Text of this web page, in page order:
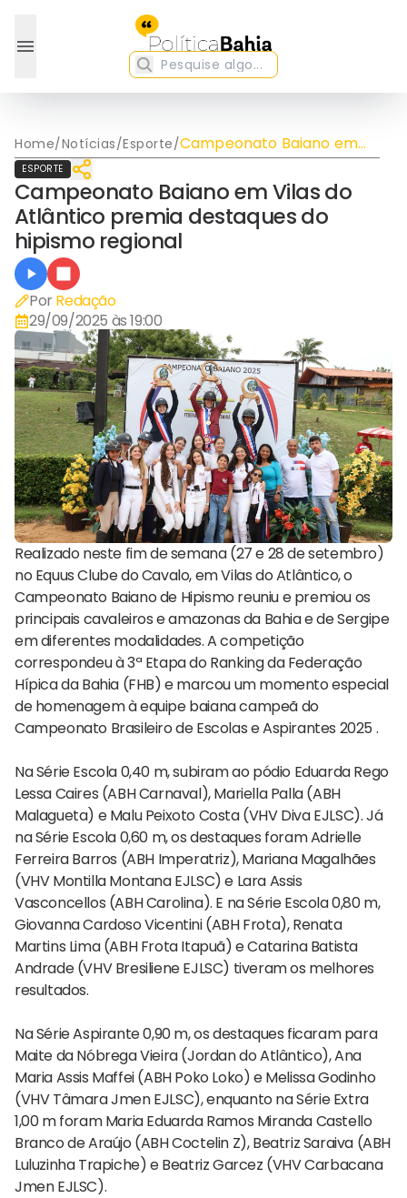
Home/Notícias/Esporte/Campeonato Baiano em
Vilas do Atlântico premia
destaques do hipismo
regional
ESPORTE
Campeonato Baiano em Vilas do
Atlântico premia destaques do
hipismo regional
Por Redação
29/09/2025 às 19:00
Realizado neste fim de semana (27 e 28 de setembro)
no Equus Clube do Cavalo, em Vilas do Atlântico, o
Campeonato Baiano de Hipismo reuniu e premiou os
principais cavaleiros e amazonas da Bahia e de Sergipe
em diferentes modalidades. A competição
correspondeu à 3ª Etapa do Ranking da Federação
Hípica da Bahia (FHB) e marcou um momento especial
de homenagem à equipe baiana campeã do
Campeonato Brasileiro de Escolas e Aspirantes 2025 .
Na Série Escola 0,40 m, subiram ao pódio Eduarda Rego
Lessa Caires (ABH Carnaval), Mariella Palla (ABH
Malagueta) e Malu Peixoto Costa (VHV Diva EJLSC). Já
na Série Escola 0,60 m, os destaques foram Adrielle
Ferreira Barros (ABH Imperatriz), Mariana Magalhães
(VHV Montilla Montana EJLSC) e Lara Assis
Vasconcellos (ABH Carolina). E na Série Escola 0,80 m,
Giovanna Cardoso Vicentini (ABH Frota), Renata
Martins Lima (ABH Frota Itapuã) e Catarina Batista
Andrade (VHV Bresiliene EJLSC) tiveram os melhores
resultados.
Na Série Aspirante 0,90 m, os destaques ficaram para
Maite da Nóbrega Vieira (Jordan do Atlântico), Ana
Maria Assis Maffei (ABH Poko Loko) e Melissa Godinho
(VHV Tâmara Jmen EJLSC), enquanto na Série Extra
1,00 m foram Maria Eduarda Ramos Miranda Castello
Branco de Araújo (ABH Coctelin Z), Beatriz Saraiva (ABH
Luluzinha Trapiche) e Beatriz Garcez (VHV Carbacana
Jmen EJLSC).